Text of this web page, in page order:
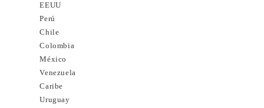
EEUU
Perú
Chile
Colombia
México
Venezuela
Caribe
Uruguay